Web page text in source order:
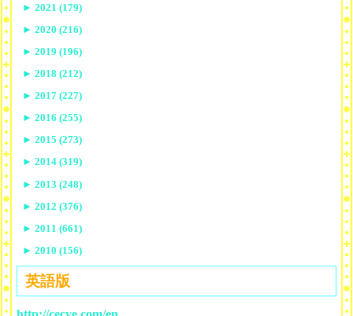
► 2021 (179)
► 2020 (216)
► 2019 (196)
► 2018 (212)
► 2017 (227)
► 2016 (255)
► 2015 (273)
► 2014 (319)
► 2013 (248)
► 2012 (376)
► 2011 (661)
► 2010 (156)
英語版